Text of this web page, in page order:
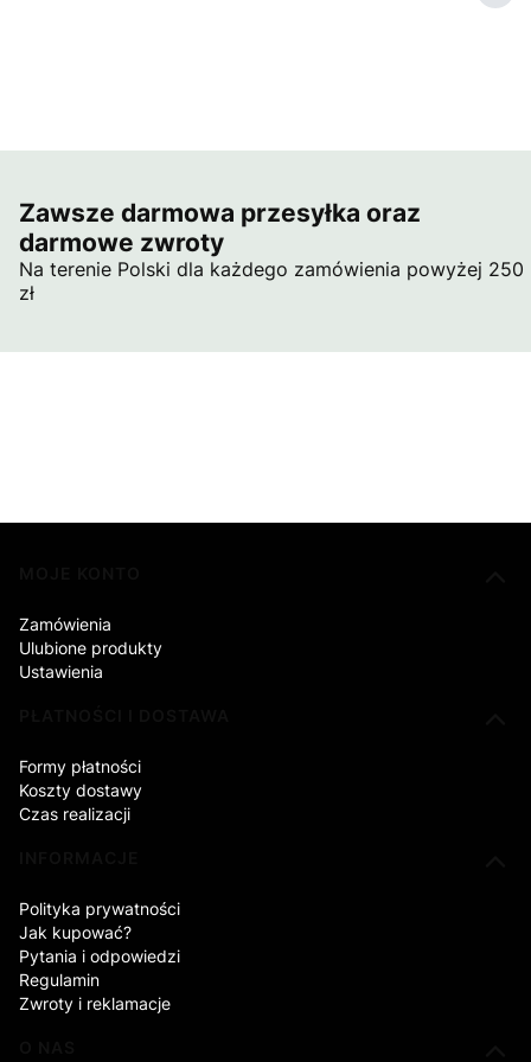
Zawsze darmowa przesyłka oraz
darmowe zwroty
Na terenie Polski dla każdego zamówienia powyżej 250
zł
Zamówienia
Ulubione produkty
Ustawienia
Formy płatności
Koszty dostawy
Czas realizacji
Polityka prywatności
Jak kupować?
Pytania i odpowiedzi
Regulamin
Zwroty i reklamacje